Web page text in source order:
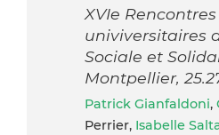
XVIe
univiversitaires
Sociale et
Montpellier,
Patrick Gianfaldoni,
Perrier, Isabelle